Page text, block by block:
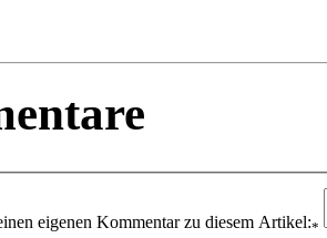
eigenen Kommentar zu diesem Artikel:*